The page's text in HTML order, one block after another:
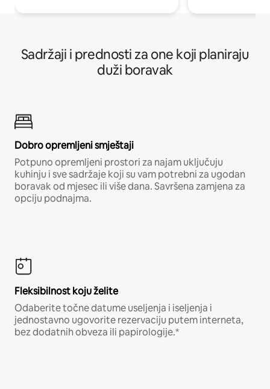
Sadržaji i prednosti za one koji planiraju
duži boravak
Dobro opremljeni smještaji
Potpuno opremljeni prostori za najam uključuju
kuhinju i sve sadržaje koji su vam potrebni za ugodan
boravak od mjesec ili više dana. Savršena zamjena za
opciju podnajma.
Fleksibilnost koju želite
Odaberite točne datume useljenja i iseljenja i
jednostavno ugovorite rezervaciju putem interneta,
bez dodatnih obveza ili papirologije.*